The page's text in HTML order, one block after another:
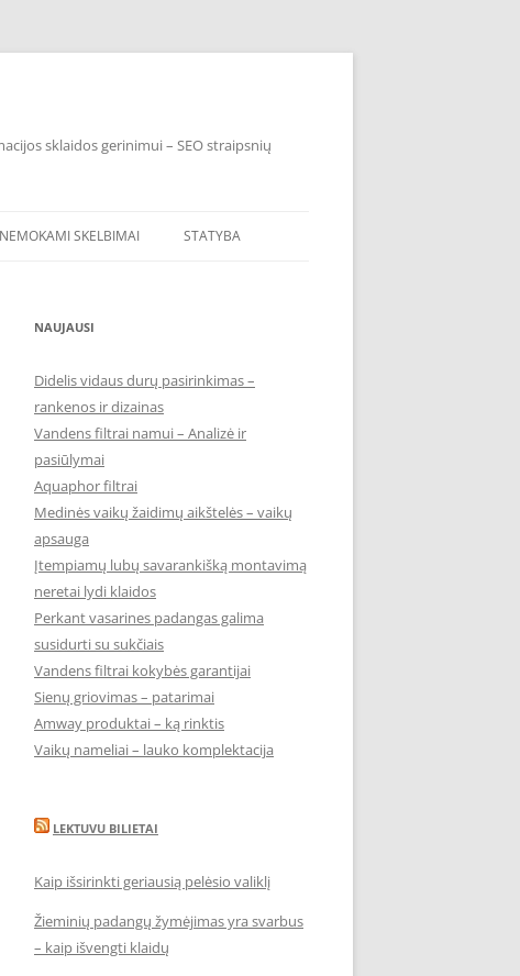
sklaidos gerinimui – SEO straipsnių
NEMOKAMI SKELBIMAI STATYBA
NAUJAUSI
Didelis vidaus durų pasirinkimas –
rankenos ir dizainas
Vandens filtrai namui – Analizė ir
pasiūlymai
Aquaphor filtrai
Medinės vaikų žaidimų aikštelės – vaikų
apsauga
Įtempiamų lubų savarankišką montavimą
neretai lydi klaidos
Perkant vasarines padangas galima
susidurti su sukčiais
Vandens filtrai kokybės garantijai
Sienų griovimas – patarimai
Amway produktai – ką rinktis
Vaikų nameliai – lauko komplektacija
LEKTUVU BILIETAI
Kaip išsirinkti geriausią pelėsio valiklį
Žieminių padangų žymėjimas yra svarbus
– kaip išvengti klaidų